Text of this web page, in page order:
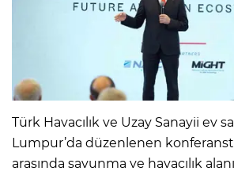
Türk Havacılık ve Uzay Sanayii ev
Lumpur’da düzenlenen
arasında savunma ve havacılık